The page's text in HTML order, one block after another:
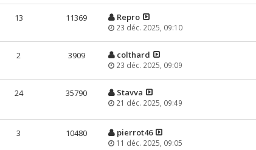
13 11369 Repro
23 déc. 2025, 09:10
2 3909 colthard
23 déc. 2025, 09:09
24 35790 Stavva
21 déc. 2025, 09:49
3 10480 pierrot46
11 déc. 2025, 09:05